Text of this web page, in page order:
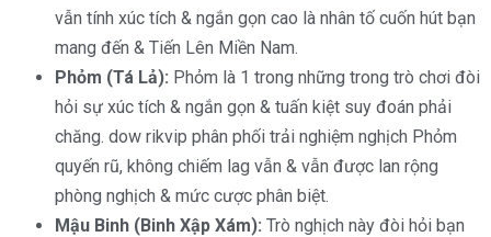
vẫn tính xúc tích & ngắn gọn cao là nhân tố cuốn hút bạn
mang đến & Tiến Lên Miền Nam.
Phỏm (Tá Lả): Phỏm là 1 trong những trong trò chơi đòi
hỏi sự xúc tích & ngắn gọn & tuấn kiệt suy đoán phải
chăng. dow rikvip phân phối trải nghiệm nghịch Phỏm
quyến rũ, không chiếm lag vẫn & vẫn được lan rộng
phòng nghịch & mức cược phân biệt.
Mậu Binh (Binh Xập Xám): Trò nghịch này đòi hỏi bạn